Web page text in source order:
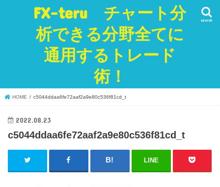
FX-teru チャート分
析できる分野全てに
通用するトレード
術！
search
HOME c5044ddaa6fe72aaf2a9e80c536f81cd_t
2022.08.23
c5044ddaa6fe72aaf2a9e80c536f81cd_t
LINE